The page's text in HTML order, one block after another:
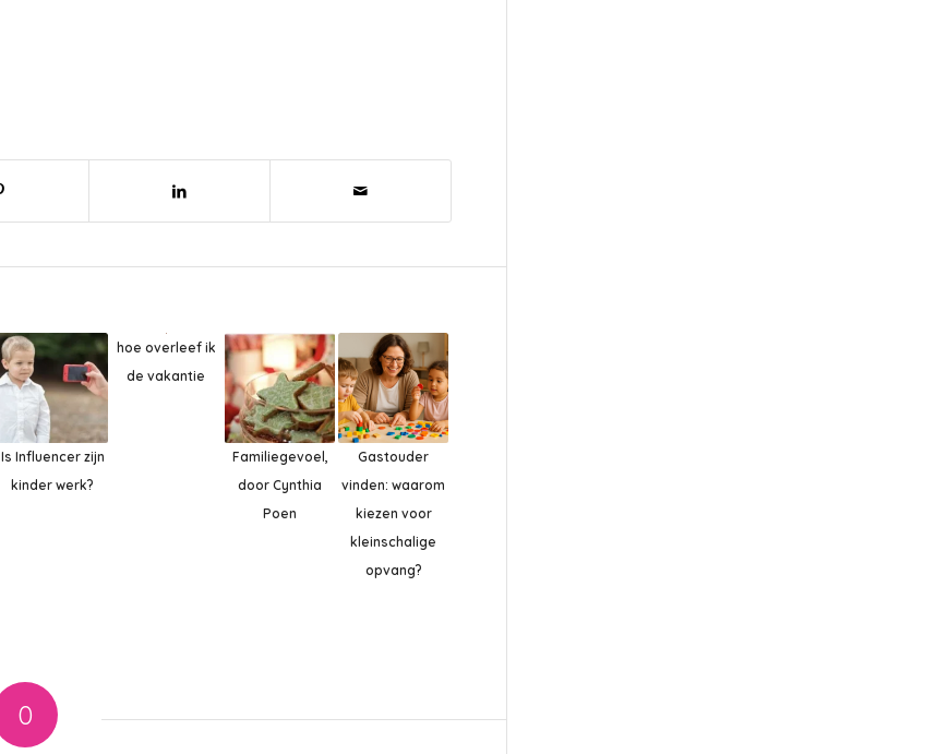
Is Influencer zijn
kinder werk?
hoe overleef ik
de vakantie
Familiegevoel,
door Cynthia
Poen
Gastouder
vinden: waarom
kiezen voor
kleinschalige
opvang?
0